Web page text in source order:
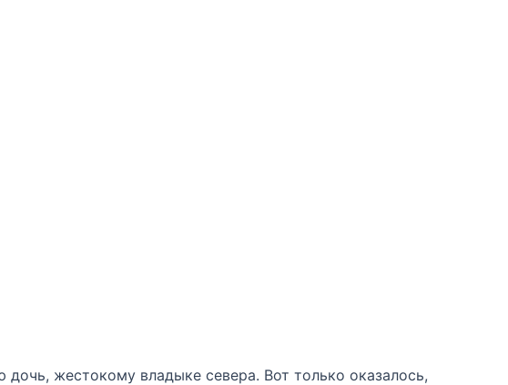
жестокому владыке севера. Вот только оказалось,